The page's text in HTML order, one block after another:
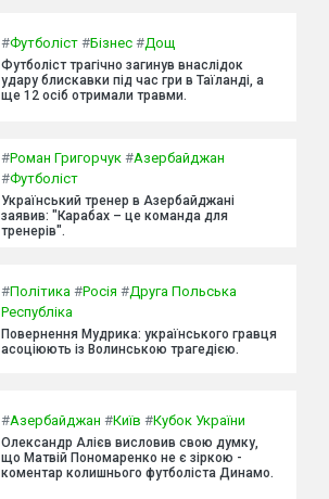
#Футболіст #Бізнес #Дощ
Футболіст трагічно загинув внаслідок
удару блискавки під час гри в Таїланді, а
ще 12 осіб отримали травми.
#Роман Григорчук #Азербайджан
#Футболіст
Український тренер в Азербайджані
заявив: "Карабах – це команда для
тренерів".
#Політика #Росія #Друга Польська
Республіка
Повернення Мудрика: українського гравця
асоціюють із Волинською трагедією.
#Азербайджан #Київ #Кубок України
Олександр Алієв висловив свою думку,
що Матвій Пономаренко не є зіркою -
коментар колишнього футболіста Динамо.